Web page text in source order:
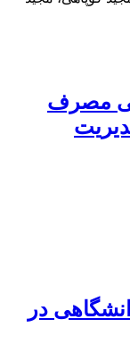
مصرف
در